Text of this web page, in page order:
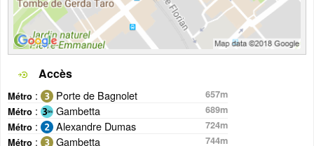
Accès
Métro : Porte de Bagnolet
657m
Métro : Gambetta
689m
Métro : Alexandre Dumas
724m
Métro : Gambetta
744m